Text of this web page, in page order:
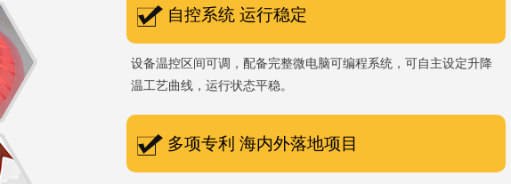
自控系统 运行稳定
设备温控区间可调，配备完整微电脑可编程系统，可自主设定升降
温工艺曲线，运行状态平稳。
多项专利 海内外落地项目